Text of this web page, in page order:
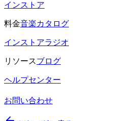
インストア
料金音楽カタログ
インストアラジオ
リソースブログ
ヘルプセンター
お問い合わせ